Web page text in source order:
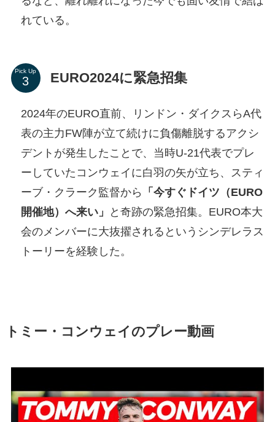
れている。
Pick Up EURO2024に緊急招集
2024年のEURO直前、リンドン・ダイクスらA代
表の主力FW陣が立て続けに負傷離脱するアクシ
デントが発生したことで、当時U-21代表でプレ
ーしていたコンウェイに白羽の矢が立ち、スティ
ーブ・クラーク監督から
「今すぐドイツ（EURO
開催地）へ来い」
と奇跡の緊急招集。EURO本大
会のメンバーに大抜擢されるというシンデレラス
トーリーを経験した。
トミー・コンウェイのプレー動画